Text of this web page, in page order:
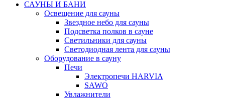
САУНЫ И БАНИ
Освещение для сауны
Звездное небо для сауны
Подсветка полков в сауне
Светильники для сауны
Светодиодная лента для сауны
Оборудование в сауну
Печи
Электропечи HARVIA
SAWO
Увлажнители